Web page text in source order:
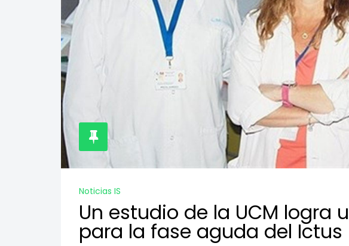
Noticias IS
Un estudio de la UCM logra
para la fase aguda del Ictus